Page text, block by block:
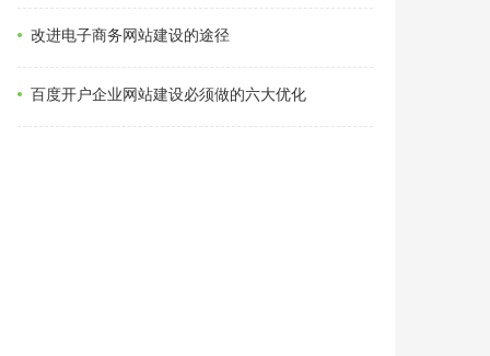
改进电子商务网站建设的途径
百度开户企业网站建设必须做的六大优化